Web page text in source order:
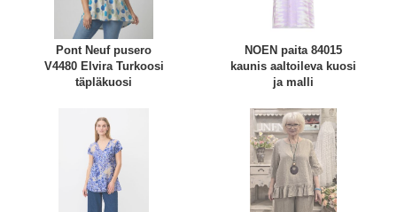
Pont Neuf pusero
V4480 Elvira Turkoosi
täpläkuosi
NOEN paita 84015
kaunis aaltoileva kuosi
ja malli